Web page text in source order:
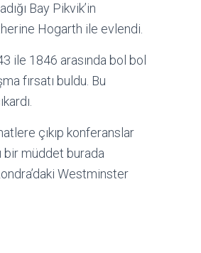
Bay Pikvik’in
Hogarth ile evlendi.
ile 1846 arasında bol bol
fırsatı buldu. Bu
çıkıp konferanslar
bir müddet burada
Westminster